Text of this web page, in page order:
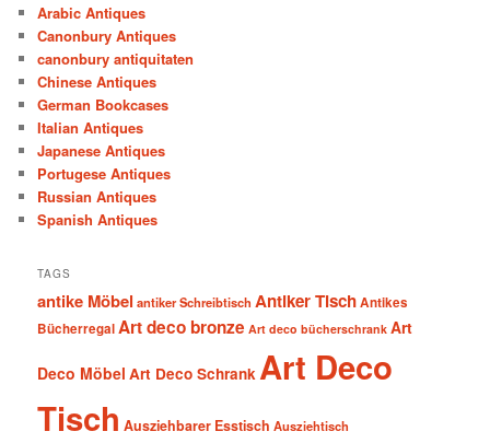
Arabic Antiques
Canonbury Antiques
canonbury antiquitaten
Chinese Antiques
German Bookcases
Italian Antiques
Japanese Antiques
Portugese Antiques
Russian Antiques
Spanish Antiques
TAGS
antike Möbel antiker Schreibtisch Antiker TischAntikes
BücherregalArt deco bronze Art deco bücherschrank Art
Deco Möbel Art Deco Schrank Art Deco
Tisch Ausziehbarer Esstisch Ausziehtisch